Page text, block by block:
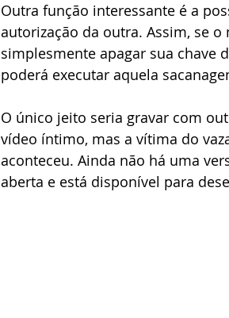
Outra função interessante é a
autorização da outra. Assim, se
simplesmente apagar sua chave
poderá executar aquela
O único jeito seria gravar com
vídeo íntimo, mas a vítima do
aconteceu. Ainda não há uma
aberta e está disponível para